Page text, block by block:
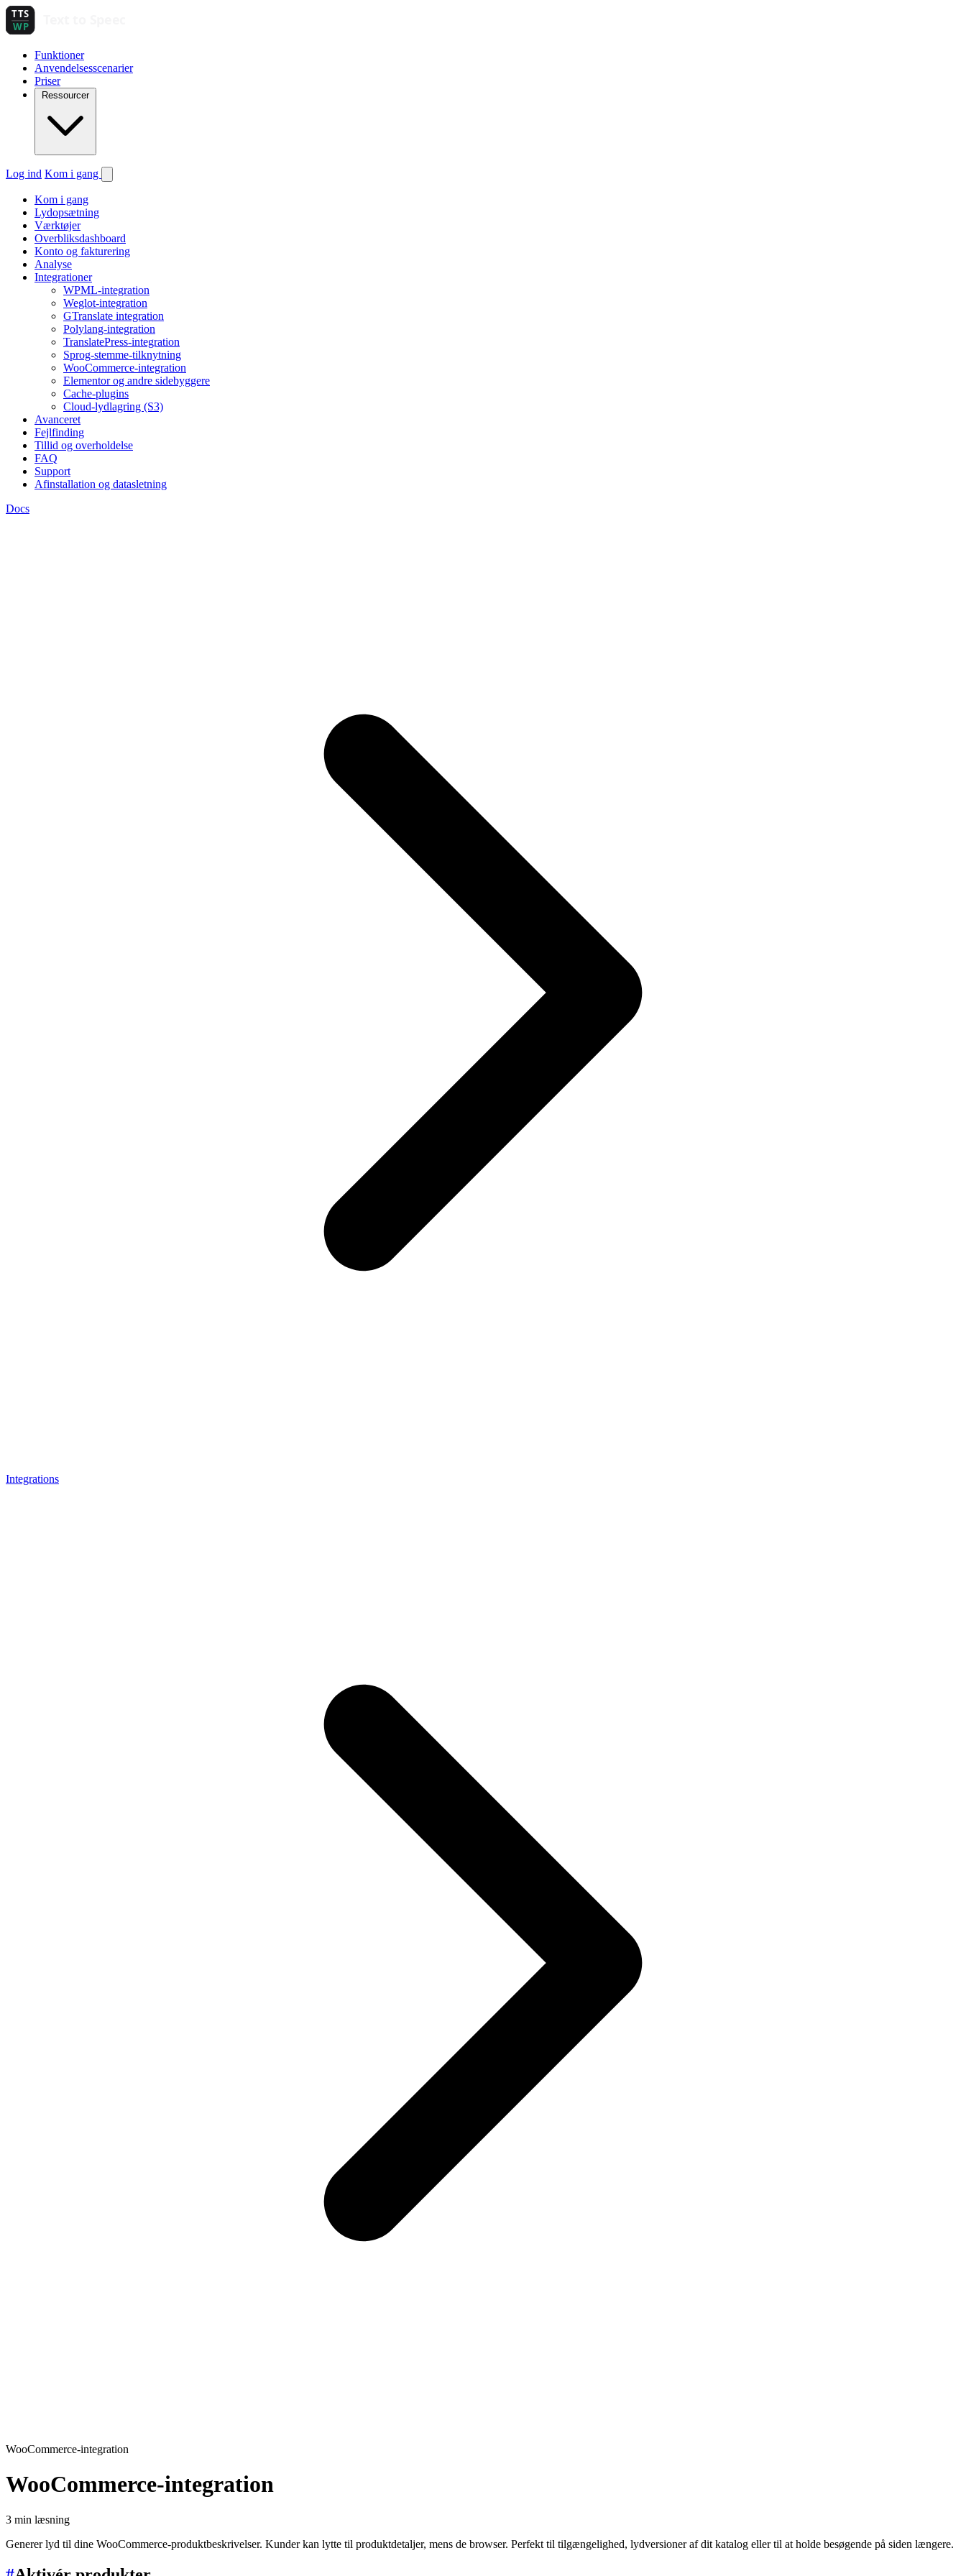
Funktioner
Anvendelsesscenarier
Priser
Ressourcer
Log ind Kom i gang
Kom i gang
Lydopsætning
Værktøjer
Overbliksdashboard
Konto og fakturering
Analyse
Integrationer
WPML-integration
Weglot-integration
GTranslate integration
Polylang-integration
TranslatePress-integration
Sprog-stemme-tilknytning
WooCommerce-integration
Elementor og andre sidebyggere
Cache-plugins
Cloud-lydlagring (S3)
Avanceret
Fejlfinding
Tillid og overholdelse
FAQ
Support
Afinstallation og datasletning
Docs
Integrations
WooCommerce-integration
WooCommerce-integration
3 min læsning
Generer lyd til dine WooCommerce-produktbeskrivelser. Kunder kan lytte til produktdetaljer, mens de browser. Perfekt til tilgængelighed, lydversioner af dit katalog eller til at holde besøgende på siden længere.